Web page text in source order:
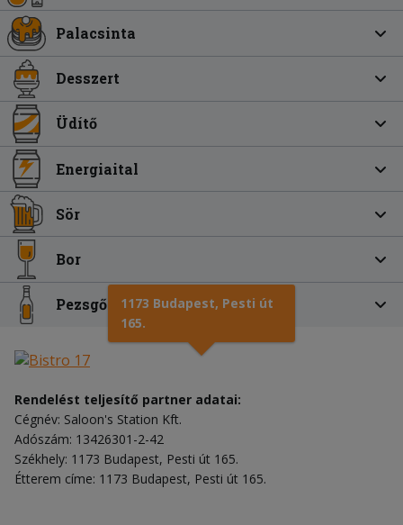
Palacsinta
Desszert
Üdítő
Energiaital
Sör
Bor
Pezsgő
1173 Budapest, Pesti út
165.
Rendelést teljesítő partner adatai:
Cégnév: Saloon's Station Kft.
Adószám: 13426301-2-42
Székhely: 1173 Budapest, Pesti út 165.
Étterem címe: 1173 Budapest, Pesti út 165.